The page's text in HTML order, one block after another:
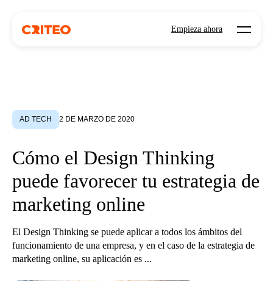
Empieza ahora Open
AD TECH 2 DE MARZO DE 2020
Cómo el Design Thinking
puede favorecer tu estrategia de
marketing online
El Design Thinking se puede aplicar a todos los ámbitos del
funcionamiento de una empresa, y en el caso de la estrategia de
marketing online, su aplicación es ...